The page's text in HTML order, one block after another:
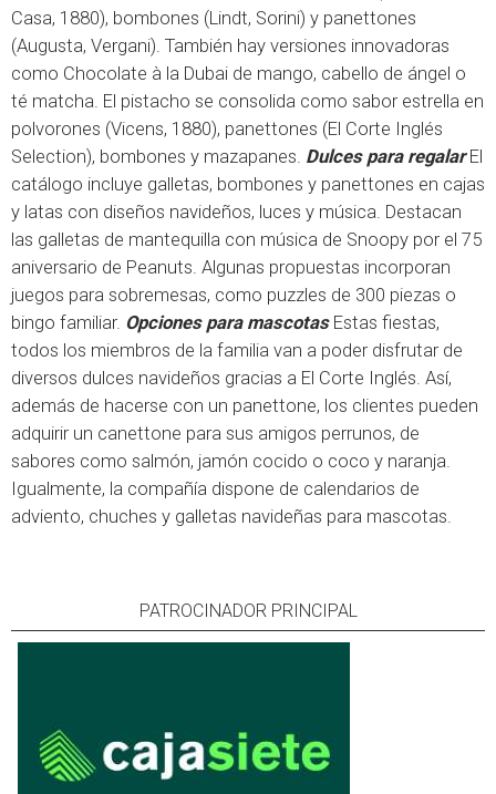
Casa, 1880), bombones (Lindt, Sorini) y panettones
(Augusta, Vergani). También hay versiones innovadoras
como Chocolate à la Dubai de mango, cabello de ángel o
té matcha. El pistacho se consolida como sabor estrella en
polvorones (Vicens, 1880), panettones (El Corte Inglés
Selection), bombones y mazapanes. Dulces para regalarEl
catálogo incluye galletas, bombones y panettones en cajas
y latas con diseños navideños, luces y música. Destacan
las galletas de mantequilla con música de Snoopy por el 75
aniversario de Peanuts. Algunas propuestas incorporan
juegos para sobremesas, como puzzles de 300 piezas o
bingo familiar. Opciones para mascotasEstas fiestas,
todos los miembros de la familia van a poder disfrutar de
diversos dulces navideños gracias a El Corte Inglés. Así,
además de hacerse con un panettone, los clientes pueden
adquirir un canettone para sus amigos perrunos, de
sabores como salmón, jamón cocido o coco y naranja.
Igualmente, la compañía dispone de calendarios de
adviento, chuches y galletas navideñas para mascotas.
PATROCINADOR PRINCIPAL